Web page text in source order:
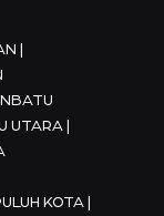
|
UTARA |
KOTA |